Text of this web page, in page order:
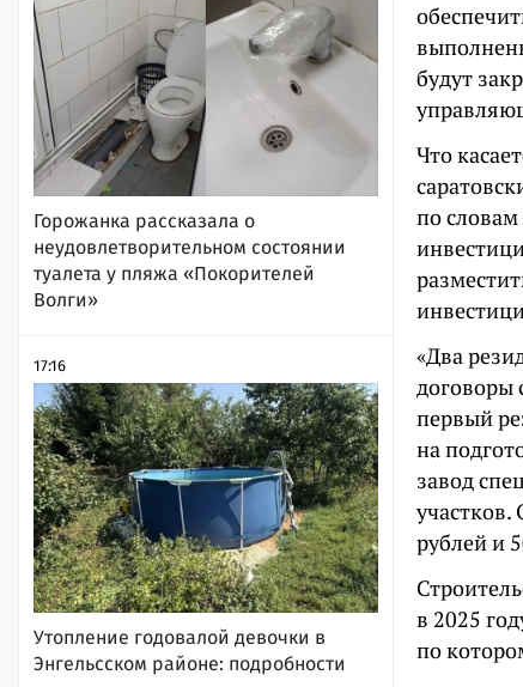
Горожанка рассказала о
неудовлетворительном состоянии
туалета у пляжа «Покорителей
Волги»
17:16
Утопление годовалой девочки в
Энгельсском районе: подробности
будут
Что
по
«Два
договоры
первый
на
завод
рублей и
в 2025
по